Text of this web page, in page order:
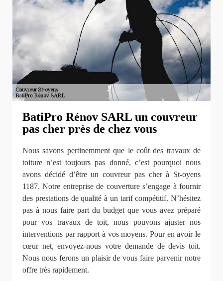
BatiPro Rénov SARL un couvreur
pas cher près de chez vous
Nous savons pertinemment que le coût des travaux de
toiture n’est toujours pas donné, c’est pourquoi nous
avons décidé d’être un couvreur pas cher à St-oyens
1187. Notre entreprise de couverture s’engage à fournir
des prestations de qualité à un tarif compétitif. N’hésitez
pas à nous faire part du budget que vous avez préparé
pour vos travaux de toit, nous pouvons ajuster nos
interventions par rapport à vos moyens. Pour en avoir le
cœur net, envoyez-nous votre demande de devis toit.
Nous nous ferons un plaisir de vous faire parvenir notre
offre très rapidement.